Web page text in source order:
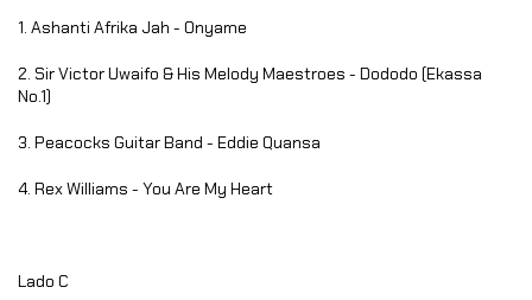
1. Ashanti Afrika Jah - Onyame
2. Sir Victor Uwaifo & His Melody Maestroes - Dododo (Ekassa
No.1)
3. Peacocks Guitar Band - Eddie Quansa
4. Rex Williams - You Are My Heart
Lado C